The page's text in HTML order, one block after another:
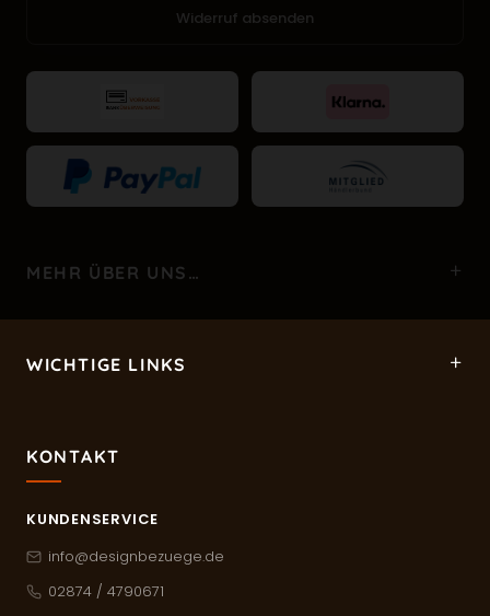
Widerruf absenden
MEHR ÜBER UNS…
WICHTIGE LINKS
KONTAKT
KUNDENSERVICE
info@designbezuege.de
02874 / 4790671